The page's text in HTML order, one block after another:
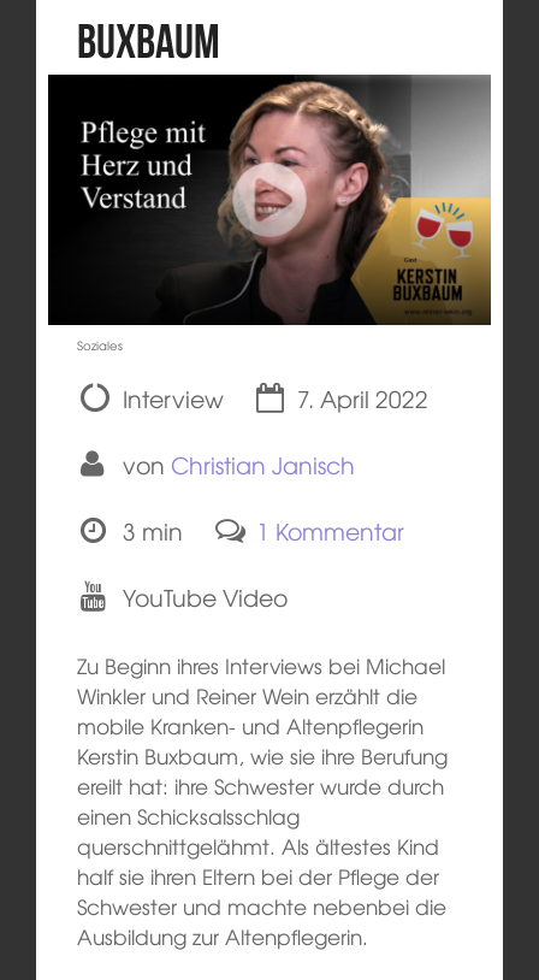
Buxbaum
Soziales
Interview
7. April 2022
von Christian Janisch
3 min
1 Kommentar
YouTube Video
Zu Beginn ihres Interviews bei Michael
Winkler und Reiner Wein erzählt die
mobile Kranken- und Altenpflegerin
Kerstin Buxbaum, wie sie ihre Berufung
ereilt hat: ihre Schwester wurde durch
einen Schicksalsschlag
querschnittgelähmt. Als ältestes Kind
half sie ihren Eltern bei der Pflege der
Schwester und machte nebenbei die
Ausbildung zur Altenpflegerin.